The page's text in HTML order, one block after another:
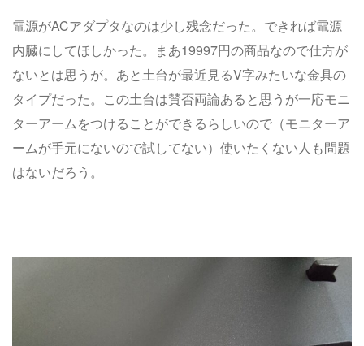
電源がACアダプタなのは少し残念だった。できれば電源
内臓にしてほしかった。まあ19997円の商品なので仕方が
ないとは思うが。あと土台が最近見るV字みたいな金具の
タイプだった。この土台は賛否両論あると思うが一応モニ
ターアームをつけることができるらしいので（モニターア
ームが手元にないので試してない）使いたくない人も問題
はないだろう。